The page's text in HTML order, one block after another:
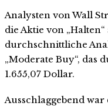
Analysten von Wall
die Aktie von „Halten“
durchschnittliche
„Moderate Buy“, das
1.655,07 Dollar.
Ausschlaggebend